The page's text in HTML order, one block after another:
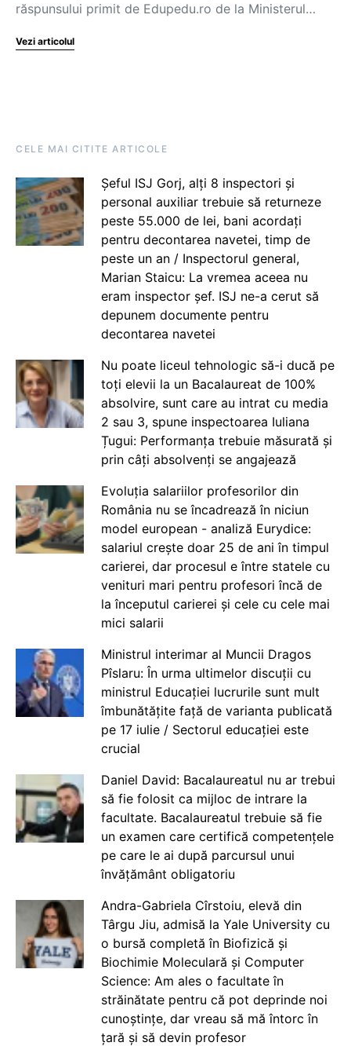
răspunsului primit de Edupedu.ro de la Ministerul…
Vezi articolul
CELE MAI CITITE ARTICOLE
Șeful ISJ Gorj, alți 8 inspectori și
personal auxiliar trebuie să returneze
peste 55.000 de lei, bani acordați
pentru decontarea navetei, timp de
peste un an / Inspectorul general,
Marian Staicu: La vremea aceea nu
eram inspector șef. ISJ ne-a cerut să
depunem documente pentru
decontarea navetei
Nu poate liceul tehnologic să-i ducă pe
toți elevii la un Bacalaureat de 100%
absolvire, sunt care au intrat cu media
2 sau 3, spune inspectoarea Iuliana
Țugui: Performanța trebuie măsurată și
prin câți absolvenți se angajează
Evoluția salariilor profesorilor din
România nu se încadrează în niciun
model european - analiză Eurydice:
salariul crește doar 25 de ani în timpul
carierei, dar procesul e între statele cu
venituri mari pentru profesori încă de
la începutul carierei și cele cu cele mai
mici salarii
Ministrul interimar al Muncii Dragos
Pîslaru: În urma ultimelor discuții cu
ministrul Educației lucrurile sunt mult
îmbunătățite față de varianta publicată
pe 17 iulie / Sectorul educației este
crucial
Daniel David: Bacalaureatul nu ar trebui
să fie folosit ca mijloc de intrare la
facultate. Bacalaureatul trebuie să fie
un examen care certifică competențele
pe care le ai după parcursul unui
învățământ obligatoriu
Andra-Gabriela Cîrstoiu, elevă din
Târgu Jiu, admisă la Yale University cu
o bursă completă în Biofizică și
Biochimie Moleculară și Computer
Science: Am ales o facultate în
străinătate pentru că pot deprinde noi
cunoștințe, dar vreau să mă întorc în
țară și să devin profesor